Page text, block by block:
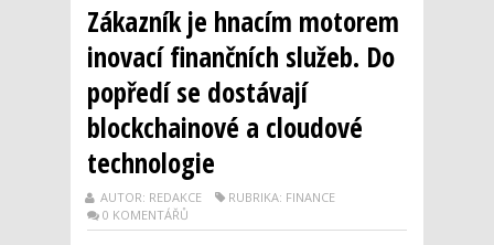
Zákazník je hnacím motorem
inovací finančních služeb. Do
popředí se dostávají
blockchainové a cloudové
technologie
AUTOR: REDAKCE
RUBRIKA: FINANCE
0 KOMENTÁŘŮ